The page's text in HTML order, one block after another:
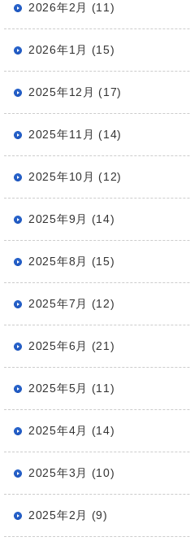
2026年2月 (11)
2026年1月 (15)
2025年12月 (17)
2025年11月 (14)
2025年10月 (12)
2025年9月 (14)
2025年8月 (15)
2025年7月 (12)
2025年6月 (21)
2025年5月 (11)
2025年4月 (14)
2025年3月 (10)
2025年2月 (9)